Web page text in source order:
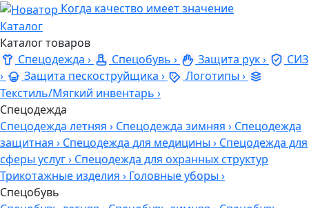
Когда качество имеет значение
Каталог
Каталог товаров
Спецодежда › Спецобувь › Защита рук›
СИЗ
›
Защита пескоструйщика › Логотипы ›
Текстиль/Мягкий инвентарь ›
Спецодежда
Спецодежда летняя › Спецодежда зимняя › Спецодежда
защитная › Спецодежда для медицины › Спецодежда для
сферы услуг› Спецодежда для охранных структур
Трикотажные изделия › Головные уборы ›
Спецобувь